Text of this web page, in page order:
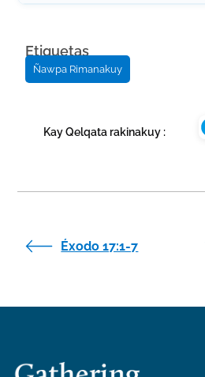
Etiquetas
Ñawpa Rimanakuy
Kay Qelqata rakinakuy :
Éxodo 17:1-7